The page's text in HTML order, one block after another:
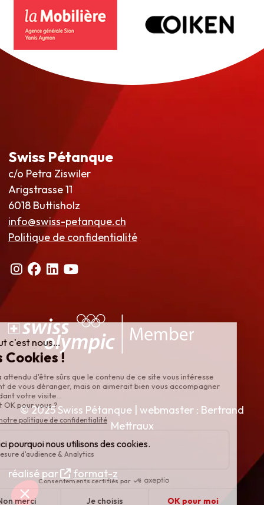
Swiss Pétanque
c/o Petra Ziswiler
Arigstrasse 11
6018 Buttisholz
info@swiss-petanque.ch
Politique de confidentialité
© 2025 Swiss Pétanque | webmaster : Bertrand
Mettraux
réalisé par format-z